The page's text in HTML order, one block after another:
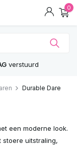
0
Durable Dare
een moderne look.
uitstraling,